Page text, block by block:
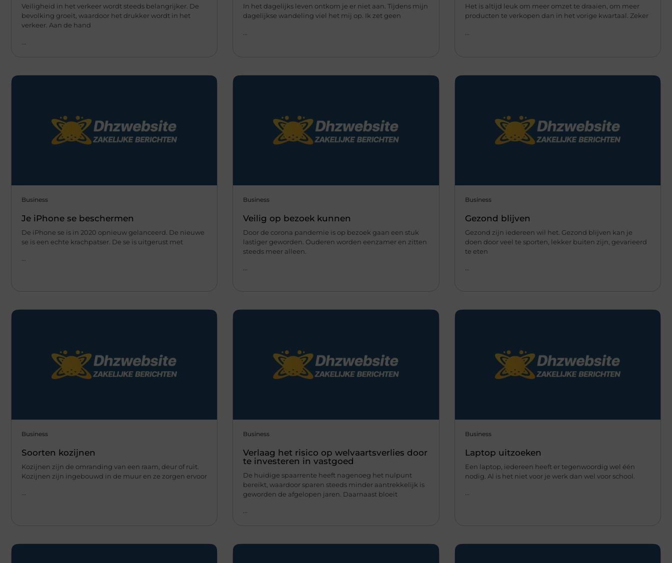
Veiligheid in het verkeer wordt steeds belangrijker. De
bevolking groeit, waardoor het drukker wordt in het
verkeer. Aan de hand
In het dagelijks leven ontkom je er niet aan. Tijdens mijn
dagelijkse wandeling viel het mij op. Ik zet geen
Het is altijd leuk om meer omzet te draaien, om meer
producten te verkopen dan in het vorige kwartaal. Zeker
Business
Je iPhone se beschermen
De iPhone se is in 2020 opnieuw gelanceerd. De nieuwe
se is een echte krachpatser. De se is uitgerust met
Business
Veilig op bezoek kunnen
Door de corona pandemie is op bezoek gaan een stuk
lastiger geworden. Ouderen worden eenzamer en zitten
steeds meer alleen.
Business
Gezond blijven
Gezond zijn iedereen wil het. Gezond blijven kan je
doen door veel te sporten, lekker buiten zijn, gevarieerd
te eten
Business
Soorten kozijnen
Kozijnen zijn de omranding van een raam, deur of ruit.
Kozijnen zijn ingebouwd in de muur en ze zorgen ervoor
...
Business
Verlaag het risico op welvaartsverlies door
te investeren in vastgoed
De huidige spaarrente heeft nagenoeg het nulpunt
bereikt, waardoor sparen steeds minder aantrekkelijk is
geworden de afgelopen jaren. Daarnaast bloeit
...
Business
Laptop uitzoeken
Een laptop, iedereen heeft er tegenwoordig wel één
nodig. Al is het niet voor je werk dan wel voor school.
...